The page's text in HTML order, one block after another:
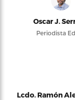
Oscar J.
Periodista
Lcdo. Ramón